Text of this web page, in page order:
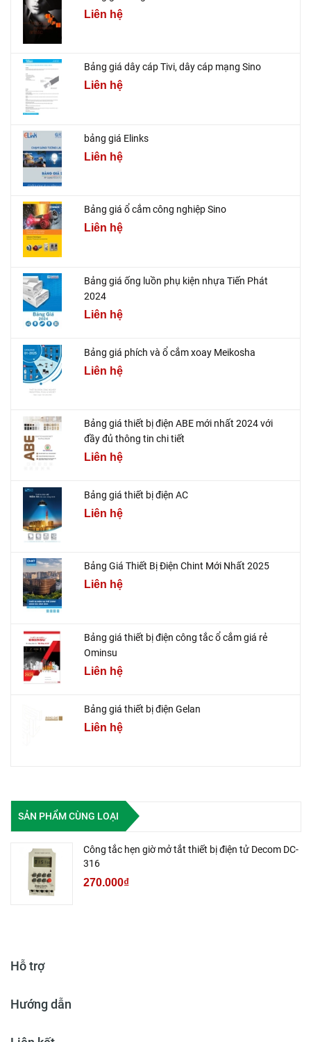
Liên hệ
Bảng giá dây cáp Tivi, dây cáp mạng Sino
Liên hệ
bảng giá Elinks
Liên hệ
Bảng giá ổ cắm công nghiệp Sino
Liên hệ
Bảng giá ống luồn phụ kiện nhựa Tiến Phát
2024
Liên hệ
Bảng giá phích và ổ cắm xoay Meikosha
Liên hệ
Bảng giá thiết bị điện ABE mới nhất 2024 với
đầy đủ thông tin chi tiết
Liên hệ
Bảng giá thiết bị điện AC
Liên hệ
Bảng Giá Thiết Bị Điện Chint Mới Nhất 2025
Liên hệ
Bảng giá thiết bị điện công tắc ổ cắm giá rẻ
Ominsu
Liên hệ
Bảng giá thiết bị điện Gelan
Liên hệ
SẢN PHẨM CÙNG LOẠI
Công tắc hẹn giờ mở tắt thiết bị điện tử Decom DC-
316
270.000₫
Hỗ trợ
Hướng dẫn